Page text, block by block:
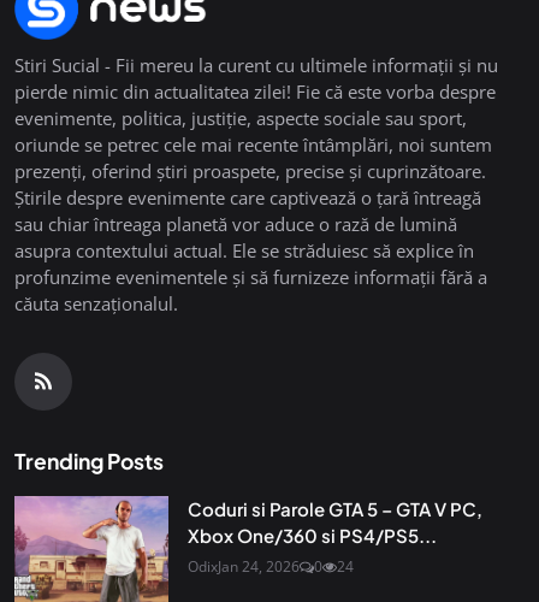
Stiri Sucial - Fii mereu la curent cu ultimele informații și nu
pierde nimic din actualitatea zilei! Fie că este vorba despre
evenimente, politica, justiție, aspecte sociale sau sport,
oriunde se petrec cele mai recente întâmplări, noi suntem
prezenți, oferind știri proaspete, precise și cuprinzătoare.
Știrile despre evenimente care captivează o țară întreagă
sau chiar întreaga planetă vor aduce o rază de lumină
asupra contextului actual. Ele se străduiesc să explice în
profunzime evenimentele și să furnizeze informații fără a
căuta senzaționalul.
Trending Posts
Coduri si Parole GTA 5 – GTA V PC,
Xbox One/360 si PS4/PS5...
OdixJan 24, 2026 0 24